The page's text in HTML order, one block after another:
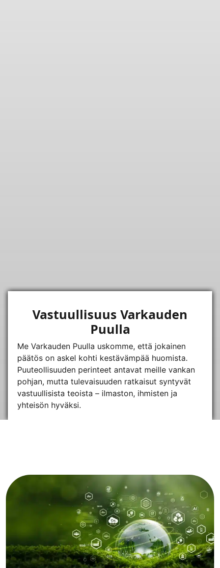
Vastuullisuus Varkauden
Puulla
Me Varkauden Puulla uskomme, että jokainen
päätös on askel kohti kestävämpää huomista.
Puuteollisuuden perinteet antavat meille vankan
pohjan, mutta tulevaisuuden ratkaisut syntyvät
vastuullisista teoista – ilmaston, ihmisten ja
yhteisön hyväksi.